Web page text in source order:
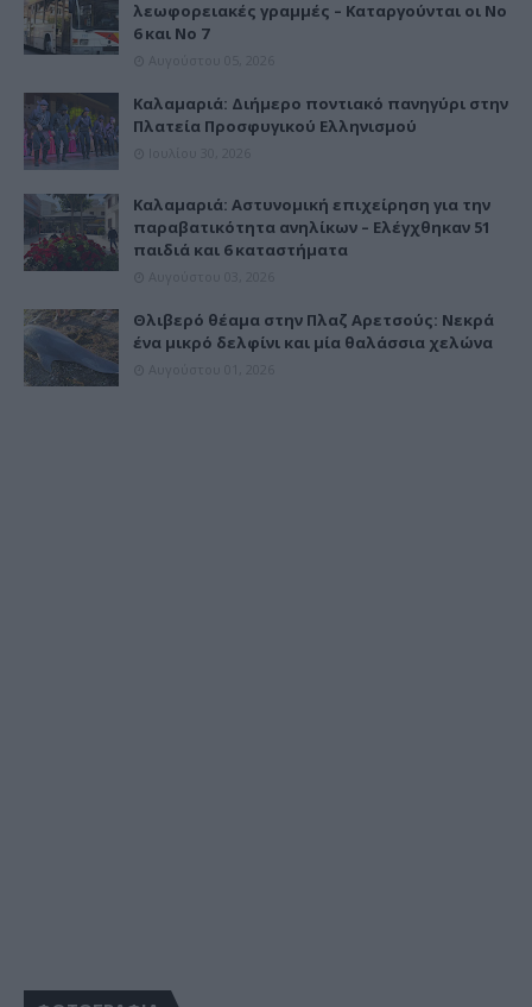
λεωφορειακές γραμμές – Καταργούνται οι Νο
6 και Νο 7
Καλαμαριά: Διήμερο ποντιακό πανηγύρι στην
Πλατεία Προσφυγικού Ελληνισμού
Καλαμαριά: Αστυνομική επιχείρηση για την
παραβατικότητα ανηλίκων – Ελέγχθηκαν 51
παιδιά και 6 καταστήματα
Θλιβερό θέαμα στην Πλαζ Αρετσούς: Νεκρά
ένα μικρό δελφίνι και μία θαλάσσια χελώνα